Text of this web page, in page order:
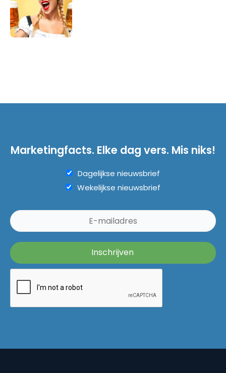
Marketingfacts. Elke dag vers. Mis niks!
Dagelijkse nieuwsbrief
Wekelijkse nieuwsbrief